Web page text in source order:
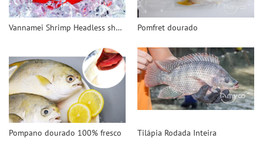
Vannamei Shrimp Headless shell em Pomfret dourado
Pompano dourado 100% fresco Tilápia Rodada Inteira